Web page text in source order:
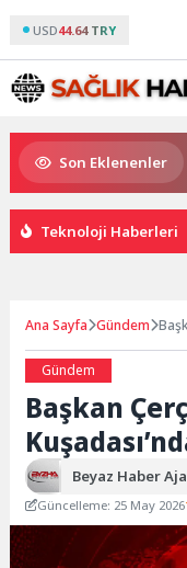
USD44.64 TRY
Son Eklenenler
Buluşmaları gençleri
Teknoloji Haberleri
Ana Sayfa Gündem
Gündem
Başkan
Beyaz Haber
Güncelleme: 25 May 2026